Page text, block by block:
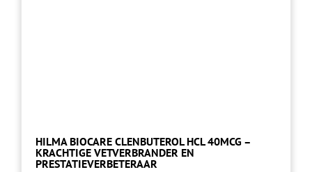
HILMA BIOCARE CLENBUTEROL HCL 40MCG –
KRACHTIGE VETVERBRANDER EN
PRESTATIEVERBETERAAR